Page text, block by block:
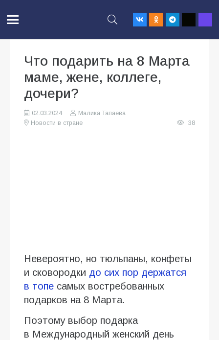
Что подарить на 8 Марта
маме, жене, коллеге,
дочери?
02.03.2024
Малика Тапаева
Новости в стране
38
Невероятно, но тюльпаны, конфеты
и сковородки до сих пор держатся
в топе самых востребованных
подарков на 8 Марта.
Поэтому выбор подарка
в Международный женский день